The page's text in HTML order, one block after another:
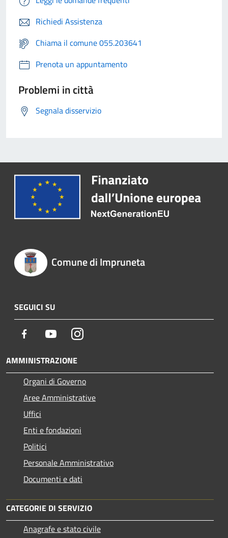
Richiedi Assistenza
Chiama il comune 055.203641
Prenota un appuntamento
Problemi in città
Segnala disservizio
Comune di Impruneta
SEGUICI SU
Facebook YoutubeInstagram
AMMINISTRAZIONE
Organi di Governo
Aree Amministrative
Uffici
Enti e fondazioni
Politici
Personale Amministrativo
Documenti e dati
CATEGORIE DI SERVIZIO
Anagrafe e stato civile